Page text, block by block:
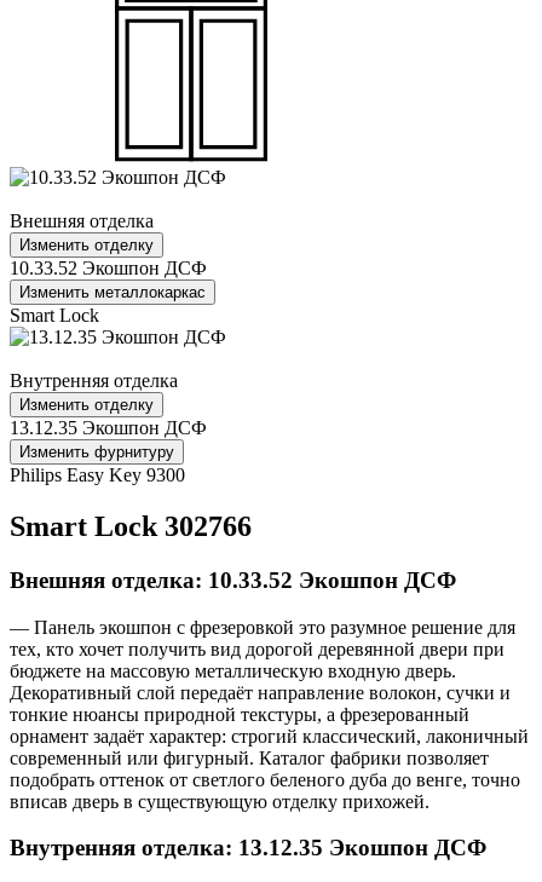
Внешняя отделка
Изменить отделку
10.33.52 Экошпон ДСФ
Изменить металлокаркас
Smart Lock
Внутренняя отделка
Изменить отделку
13.12.35 Экошпон ДСФ
Изменить фурнитуру
Philips Easy Key 9300
Smart Lock 302766
Внешняя отделка: 10.33.52 Экошпон ДСФ
— Панель экошпон с фрезеровкой это разумное решение для
тех, кто хочет получить вид дорогой деревянной двери при
бюджете на массовую металлическую входную дверь.
Декоративный слой передаёт направление волокон, сучки и
тонкие нюансы природной текстуры, а фрезерованный
орнамент задаёт характер: строгий классический, лаконичный
современный или фигурный. Каталог фабрики позволяет
подобрать оттенок от светлого беленого дуба до венге, точно
вписав дверь в существующую отделку прихожей.
Внутренняя отделка: 13.12.35 Экошпон ДСФ